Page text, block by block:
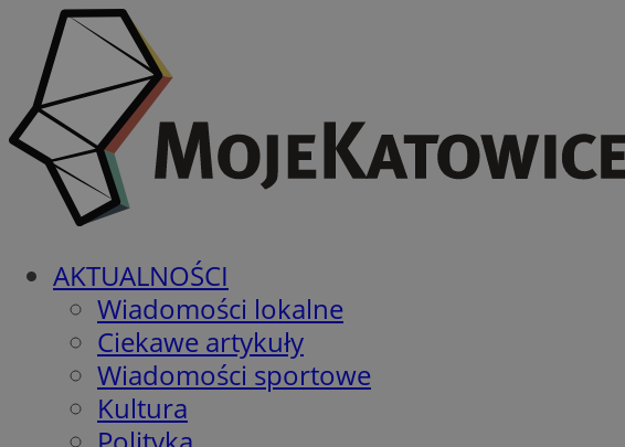
AKTUALNOŚCI
Wiadomości lokalne
Ciekawe artykuły
Wiadomości sportowe
Kultura